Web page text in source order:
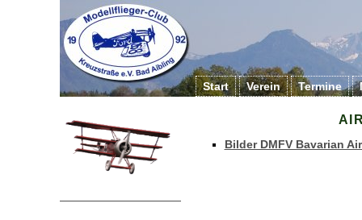
Start Verein Termine
Bilder DMFV Bavarian